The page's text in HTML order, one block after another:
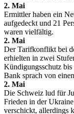
2. Mai
Ermittler haben ein
aufgedeckt und 21
waren vielfältig.
2. Mai
Der Tarifkonflikt bei
erhielten in zwei
Kündigungsschutz
Bank sprach von
2. Mai
Die Schweiz lud für
Frieden in der
verschickt, allerdings